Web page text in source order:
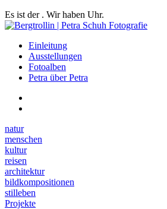
Es ist der . Wir haben Uhr.
Einleitung
Ausstellungen
Fotoalben
Petra über Petra
natur
menschen
kultur
reisen
architektur
bildkompositionen
stilleben
Projekte